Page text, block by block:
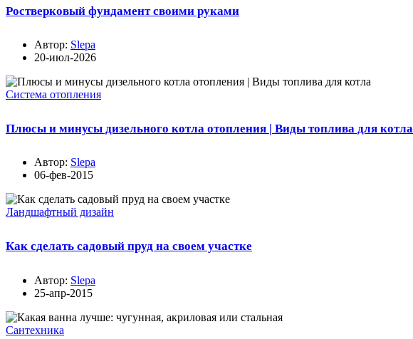
Ростверковый фундамент своими руками
Автор: Slepa
20-июл-2026
Система отопления
Плюсы и минусы дизельного котла отопления | Виды топлива для котла
Автор: Slepa
06-фев-2015
Ландшафтный дизайн
Как сделать садовый пруд на своем участке
Автор: Slepa
25-апр-2015
Сантехника